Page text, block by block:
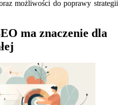
możliwości do poprawy strategii
ma znaczenie dla